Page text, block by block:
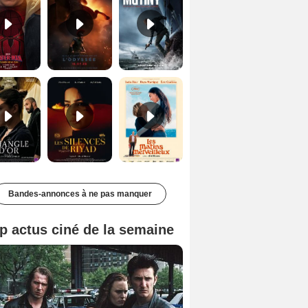
Les Silences de Riyad Bande-annonce VO STFR Les Matins merveilleux Bande-annonce VF
Bandes-annonces à ne pas manquer
actus ciné de la semaine